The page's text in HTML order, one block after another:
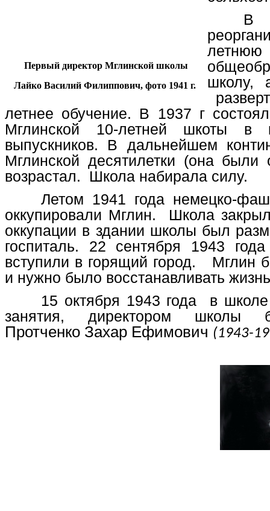
Первый директор Мглинской школы
Лайко Василий Филиппович, фото 1941 г.
В
летнюю
школу,
летнее обучение. В 1937 г
Мглинской 10-летней шкоты в
выпускников. В дальнейшем
Мглинской десятилетки (она были
возрастал. Школа набирала силу.
Летом 1941 года немецко-
оккупировали Мглин. Школа
оккупации в здании школы был
госпиталь. 22 сентября 1943
вступили в горящий город. Мглин
и нужно было восстанавливать
15 октября 1943 года в школе
занятия, директором школы
Протченко Захар Ефимович (1943-